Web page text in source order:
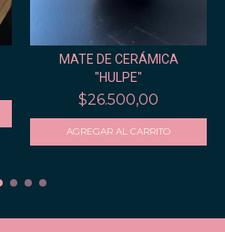
MATE DE CERÁMICA
"HULPE"
$26.500,00